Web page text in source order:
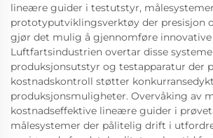
lineære guider i testutstyr,
prototyputviklingsverktøy der presisjon
gjør det mulig å gjennomføre innovative
Luftfartsindustrien overtar disse
produksjonsutstyr og testapparatur der
kostnadskontroll støtter
produksjonsmuligheter. Overvåking av
kostnadseffektive lineære guider i
målesystemer der pålitelig drift i